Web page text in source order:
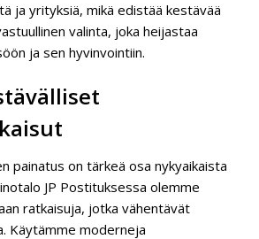
ja yrityksiä, mikä edistää kestävää
valinta, joka heijastaa
ja sen hyvinvointiin.
painatus on tärkeä osa nykyaikaista
JP Postituksessa olemme
ratkaisuja, jotka vähentävät
Käytämme moderneja